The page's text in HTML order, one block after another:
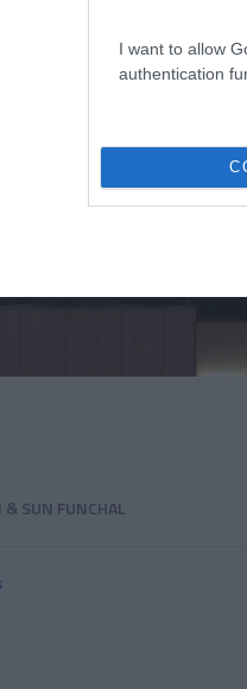
I want to allow
authentication
& SUN FUNCHAL